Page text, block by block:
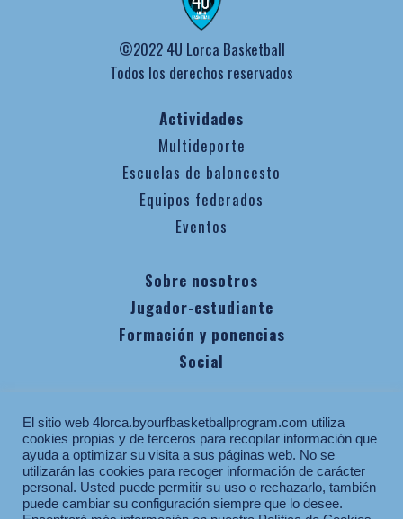
©2022 4U Lorca Basketball
Todos los derechos reservados
Actividades
Multideporte
Escuelas de baloncesto
Equipos federados
Eventos
Sobre nosotros
Jugador-estudiante
Formación y ponencias
Social
Política de privacidad
Aviso legal
Política de cookies
Contacto
El sitio web 4lorca.byourfbasketballprogram.com utiliza
cookies propias y de terceros para recopilar información que
ayuda a optimizar su visita a sus páginas web. No se
utilizarán las cookies para recoger información de carácter
personal. Usted puede permitir su uso o rechazarlo, también
puede cambiar su configuración siempre que lo desee.